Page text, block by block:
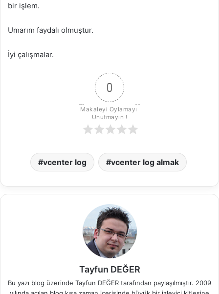
bir işlem.
Umarım faydalı olmuştur.
İyi çalışmalar.
0
Makaleyi Oylamayı
Unutmayın !
vcenter log vcenter log almak
Tayfun DEĞER
Bu yazı blog üzerinde Tayfun DEĞER tarafından paylaşılmıştır. 2009